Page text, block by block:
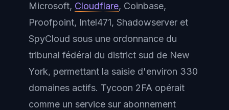
Microsoft, Cloudflare, Coinbase,
Proofpoint, Intel471, Shadowserver et
SpyCloud sous une ordonnance du
tribunal fédéral du district sud de New
York, permettant la saisie d'environ 330
domaines actifs. Tycoon 2FA opérait
comme un service sur abonnement